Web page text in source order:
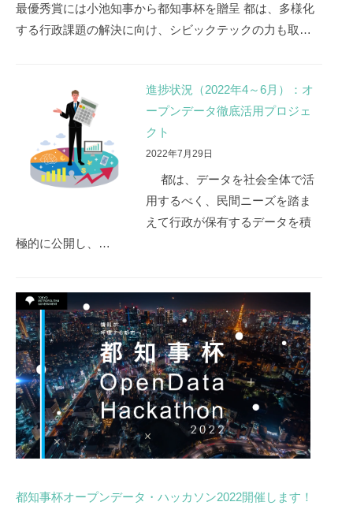
最優秀賞には小池知事から都知事杯を贈呈 都は、多様化
する行政課題の解決に向け、シビックテックの力も取…
進捗状況（2022年4～6月）：オ
ープンデータ徹底活用プロジェ
クト
2022年7月29日
都は、データを社会全体で活
用するべく、民間ニーズを踏ま
えて行政が保有するデータを積
極的に公開し、…
都知事杯オープンデータ・ハッカソン2022開催します！